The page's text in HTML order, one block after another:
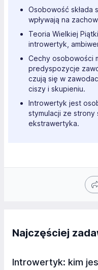
Osobowość
wpływają na
Teoria Wielkiej
introwertyk,
Cechy osobowości
predyspozycje
czują się w
ciszy i skupieniu.
Introwertyk jest
stymulacji ze
ekstrawertyka.
Najczęściej
Introwertyk: kim